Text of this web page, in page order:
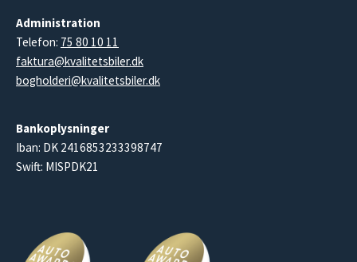
Administration
Telefon: 75 80 10 11
faktura@kvalitetsbiler.dk
bogholderi@kvalitetsbiler.dk
Bankoplysninger
Iban: DK 2416853233398747
Swift: MISPDK21